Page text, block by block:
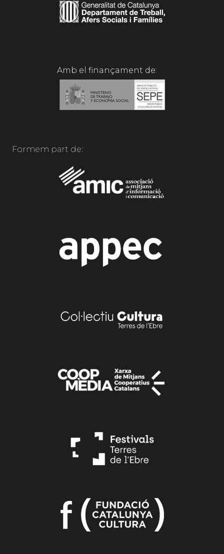
Amb el finançament de:
Formem part de: